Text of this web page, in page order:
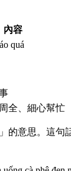
內容
quá
全、細心幫忙
的意思。這句